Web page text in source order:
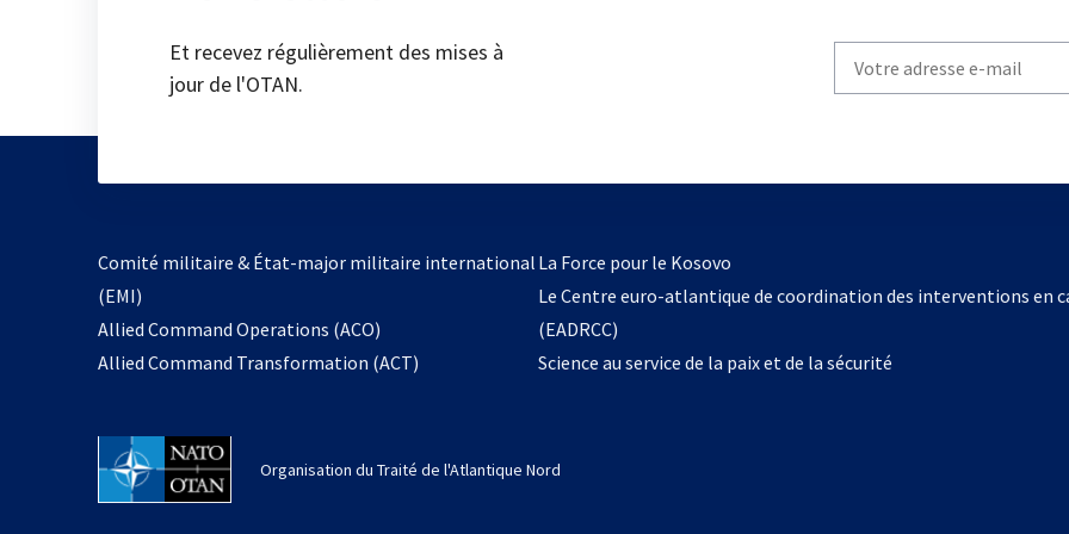
Et recevez régulièrement des mises à
jour de l'OTAN.
your
Comité militaire & État-major militaire international
(EMI)
Allied Command Operations (ACO)
dans
onglet
Allied Command Transformation (ACT)
La Force pour le Kosovos’ouvre
dans
nouvel
Le Centre euro-atlantique de coordination des interventions en
(EADRCC)
Science au service de la paix et de la sécurité
Organisation du Traité de l'Atlantique Nord